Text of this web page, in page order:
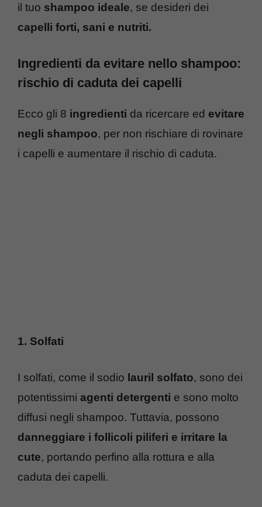
il tuo shampoo ideale, se desideri dei
capelli forti, sani e nutriti.
Ingredienti da evitare nello shampoo:
rischio di caduta dei capelli
Ecco gli 8 ingredienti da ricercare ed evitare
negli shampoo, per non rischiare di rovinare
i capelli e aumentare il rischio di caduta.
1. Solfati
I solfati, come il sodio lauril solfato, sono dei
potentissimi agenti detergenti e sono molto
diffusi negli shampoo. Tuttavia, possono
danneggiare i follicoli piliferi e irritare la
cute, portando perfino alla rottura e alla
caduta dei capelli.